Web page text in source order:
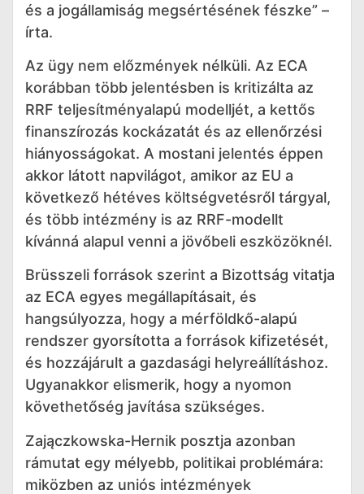
és a jogállamiság megsértésének fészke” –
írta.
Az ügy nem előzmények nélküli. Az ECA
korábban több jelentésben is kritizálta az
RRF teljesítményalapú modelljét, a kettős
finanszírozás kockázatát és az ellenőrzési
hiányosságokat. A mostani jelentés éppen
akkor látott napvilágot, amikor az EU a
következő hétéves költségvetésről tárgyal,
és több intézmény is az RRF-modellt
kívánná alapul venni a jövőbeli eszközöknél.
Brüsszeli források szerint a Bizottság vitatja
az ECA egyes megállapításait, és
hangsúlyozza, hogy a mérföldkő-alapú
rendszer gyorsította a források kifizetését,
és hozzájárult a gazdasági helyreállításhoz.
Ugyanakkor elismerik, hogy a nyomon
követhetőség javítása szükséges.
Zajączkowska-Hernik posztja azonban
rámutat egy mélyebb, politikai problémára:
miközben az uniós intézmények